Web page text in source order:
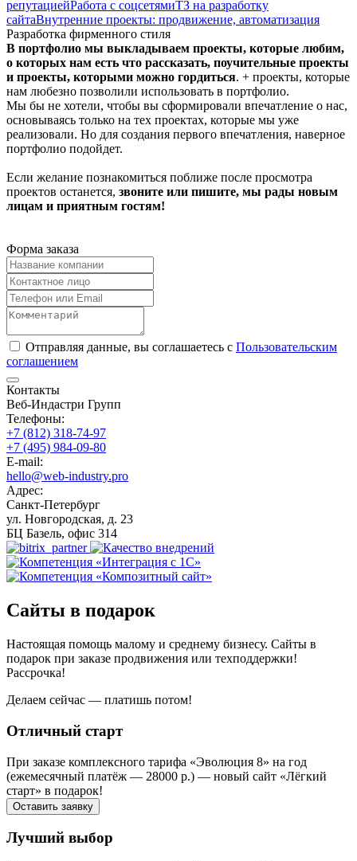
репутациейРабота с соцсетямиТЗ на разработку
сайтаВнутренние проекты: продвижение, автоматизация
Разработка фирменного стиля
В портфолио мы выкладываем проекты, которые любим,
о которых нам есть что рассказать, поучительные проекты
и проекты, которыми можно гордиться. + проекты, которые
нам любезно позволили использовать в портфолио.
Мы бы не хотели, чтобы вы сформировали впечатление о нас,
основываясь только на тех проектах, которые мы уже
реализовали. Но для создания первого впечатления, наверное
портфолио подойдет.
Если желание познакомиться поближе после просмотра
проектов останется, звоните или пишите, мы рады новым
лицам и приятным гостям!
Форма заказа
Отправляя данные, вы соглашаетесь с Пользовательским
соглашением
Контакты
Веб-Индастри Групп
Телефоны:
+7 (812) 318-74-97
+7 (495) 984-09-80
E-mail:
hello@web-industry.pro
Адрес:
Санкт-Петербург
ул. Новгородская, д. 23
БЦ Базель, офис 314
Сайты в подарок
Настоящая помощь малому и среднему бизнесу. Сайты в
подарок при заказе продвижения или техподдержки!
Рассрочка!
Делаем сейчас — платишь потом!
Отличный старт
При заказе комплексного тарифа «Эволюция 8» на год
(ежемесячный платёж — 28000 р.) — новый сайт «Лёгкий
старт» в подарок!
Оставить заявку
Лучший выбор